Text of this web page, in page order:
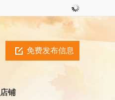
免费发布信息
店铺